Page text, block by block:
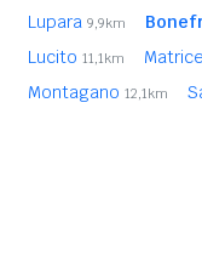
Lupara 9,9km
Lucito 11,1km Matrice
Montagano 12,1km